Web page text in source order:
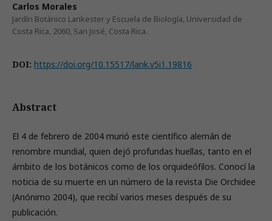
Carlos Morales
Jardín Botánico Lankester y Escuela de Biología, Universidad de
Costa Rica, 2060, San José, Costa Rica.
DOI: https://doi.org/10.15517/lank.v5i1.19816
Abstract
El 4 de febrero de 2004 murió este científico alemán de
renombre mundial, quien dejó profundas huellas, tanto en el
ámbito de los botánicos como de los orquideófilos. Conocí la
noticia de su muerte en un número de la revista Die Orchidee
(Anónimo 2004), que recibí varios meses después de su
publicación.